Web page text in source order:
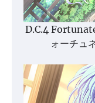
D.C.4
ォーチュ